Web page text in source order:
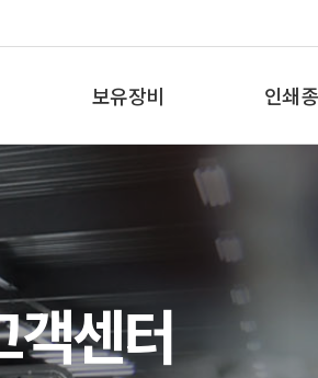
보유장비 인쇄
객센터